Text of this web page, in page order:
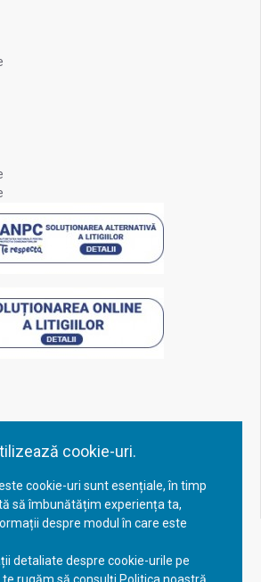
cookie-uri.
cookie-uri sunt esențiale, în timp
să îmbunătățim experiența ta,
despre modul în care este
detaliate despre cookie-urile pe